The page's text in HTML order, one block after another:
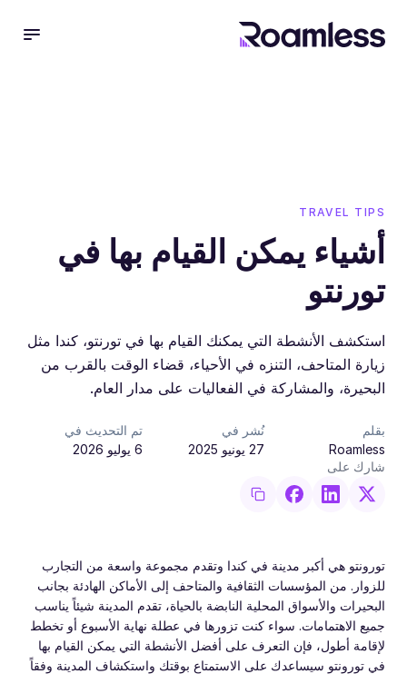
TRAVEL TIPS
أشياء يمكن القيام بها في
تورنتو
استكشف الأنشطة التي يمكنك القيام بها في تورنتو، كندا مثل
زيارة المتاحف، التنزه في الأحياء، قضاء الوقت بالقرب من
البحيرة، والمشاركة في الفعاليات على مدار العام.
بقلم
Roamless
نُشر في
27 يونيو 2025
تم التحديث في
6 يوليو 2026
شارك على
تورونتو هي أكبر مدينة في كندا وتقدم مجموعة واسعة من التجارب
للزوار. من المؤسسات الثقافية والمتاحف إلى الأماكن الهادئة بجانب
البحيرات والأسواق المحلية النابضة بالحياة، تقدم المدينة شيئاً يناسب
جميع الاهتمامات. سواء كنت تزورها في عطلة نهاية الأسبوع أو تخطط
لإقامة أطول، فإن التعرف على أفضل الأنشطة التي يمكن القيام بها
في تورونتو سيساعدك على الاستمتاع بوقتك واستكشاف المدينة وفقاً